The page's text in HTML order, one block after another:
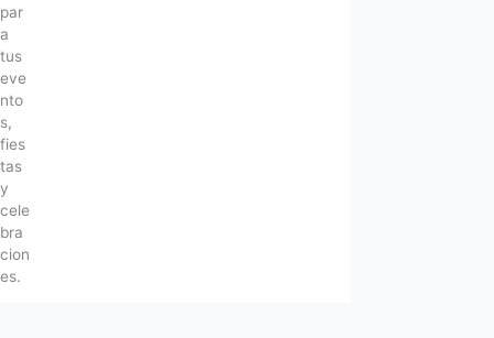
par
a
tus
eve
nto
s,
fies
tas
y
cele
bra
cion
es.